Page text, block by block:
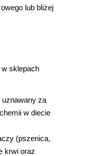
lub bliżej
w sklepach
uznawany za
w diecie
(pszenica,
krwi oraz